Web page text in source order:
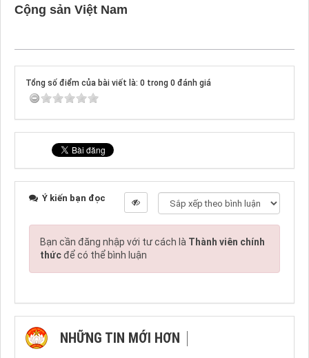
Cộng sản Việt Nam
Tổng số điểm của bài viết là: 0 trong 0 đánh giá
Ý kiến bạn đọc
Bạn cần đăng nhập với tư cách là Thành viên chính
thứcđể có thể bình luận
NHỮNG TIN MỚI HƠN